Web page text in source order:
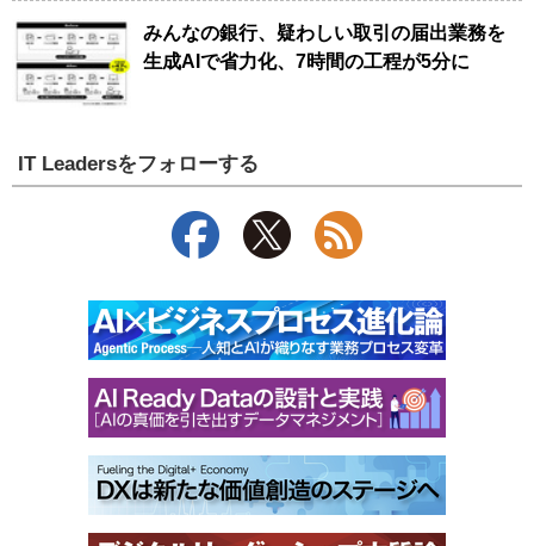
みんなの銀行、疑わしい取引の届出業務を
生成AIで省力化、7時間の工程が5分に
IT Leadersをフォローする